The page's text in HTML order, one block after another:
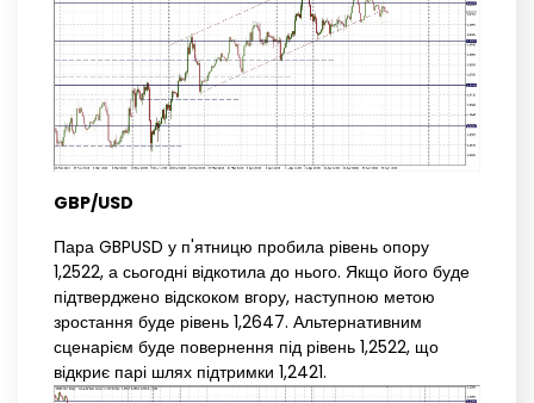
GBP/USD
Пара GBPUSD у п'ятницю пробила рівень опору
1,2522, а сьогодні відкотила до нього. Якщо його буде
підтверджено відскоком вгору, наступною метою
зростання буде рівень 1,2647. Альтернативним
сценарієм буде повернення під рівень 1,2522, що
відкриє парі шлях підтримки 1,2421.